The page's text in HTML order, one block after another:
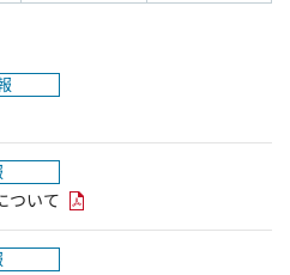
ついて PDFリンクを新しいウィンド